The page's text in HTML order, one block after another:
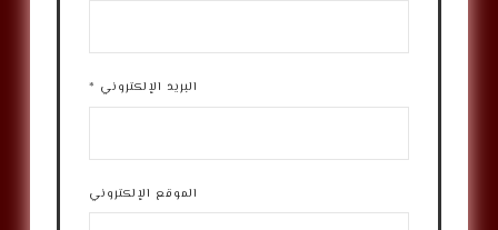
البريد الإلكتروني *
الموقع الإلكتروني